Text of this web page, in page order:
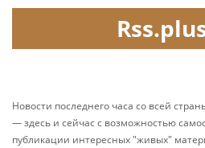
Новости последнего часа со всей
— здесь и сейчас с возможностью
публикации интересных "живых"